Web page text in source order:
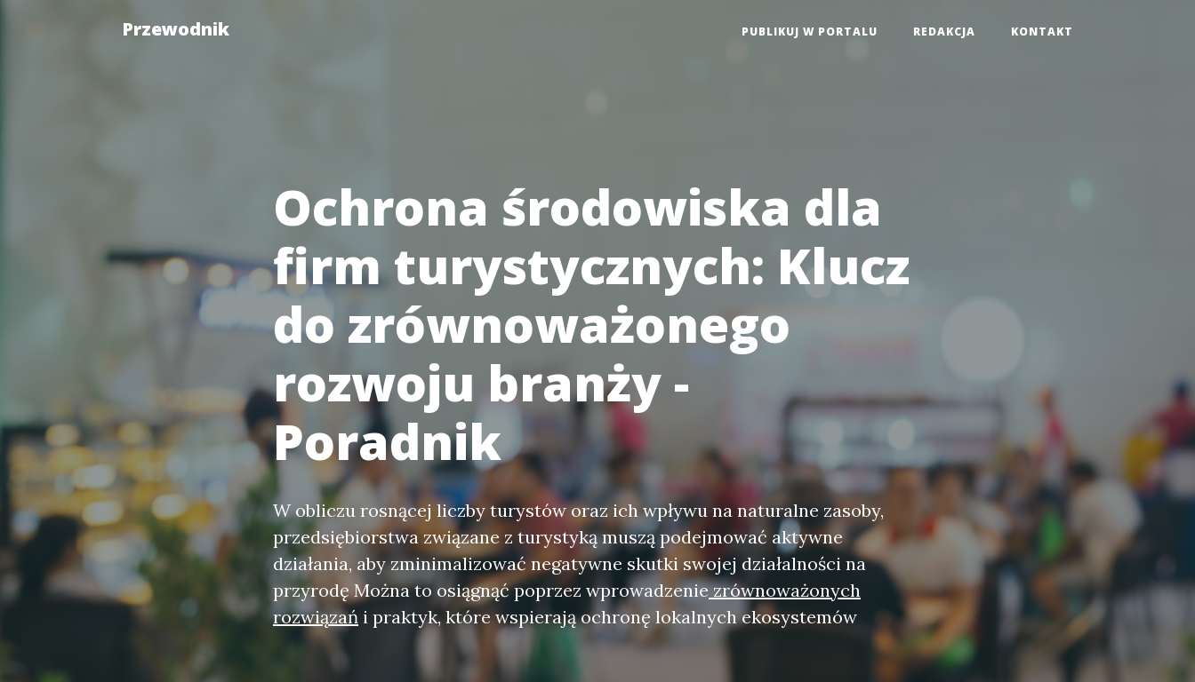
Przewodnik PUBLIKUJ W PORTALU REDAKCJA KONTAKT
Ochrona środowiska dla
firm turystycznych: Klucz
do zrównoważonego
rozwoju branży -
Poradnik
W obliczu rosnącej liczby turystów oraz ich wpływu na naturalne zasoby,
przedsiębiorstwa związane z turystyką muszą podejmować aktywne
działania, aby zminimalizować negatywne skutki swojej działalności na
przyrodę Można to osiągnąć poprzez wprowadzeniezrównoważonych
rozwiązań i praktyk, które wspierają ochronę lokalnych ekosystemów